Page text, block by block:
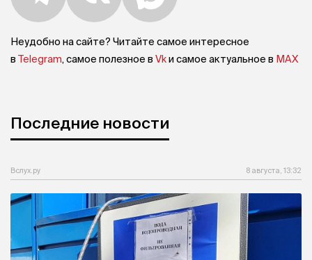
Неудобно на сайте? Читайте самое интересное
в Telegram, самое полезное в Vkи самое актуальное в MAX
Последние новости
Вслух.ру 8 августа, 13:32